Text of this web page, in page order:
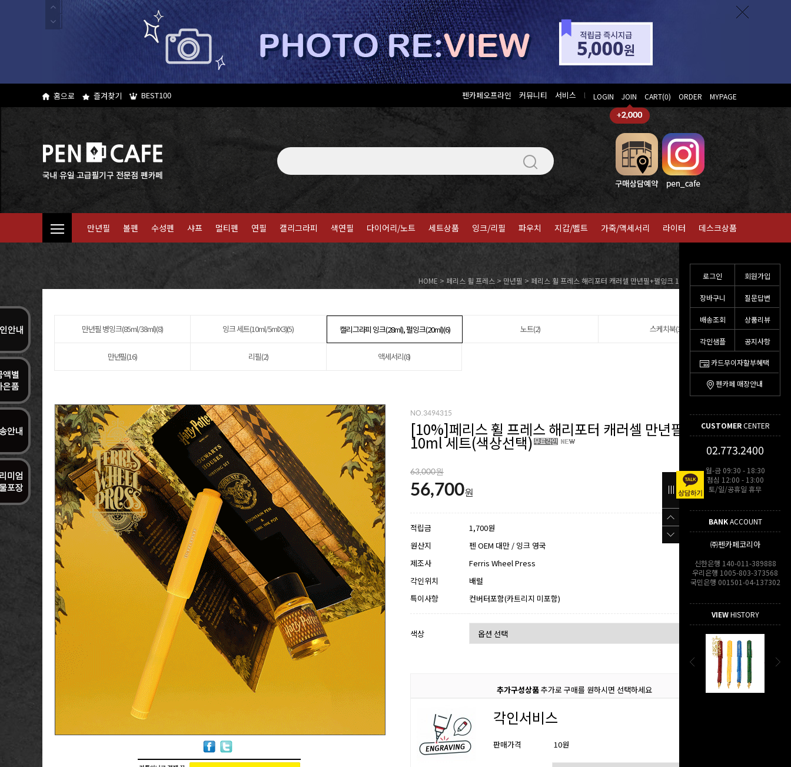
로그인 회원가입
장바구니 질문답변
배송조회 상품리뷰
각인샘플 공지사항
카드무이자할부혜택
펜카페 매장안내
CUSTOMERCENTER
02.773.2400
월-금 09:30 - 18:30
점심 12:00 - 13:00
토/일/공휴일 휴무
BANKACCOUNT
㈜펜카페코리아
신한은행 140-011-389888
우리은행 1005-803-373568
국민은행 001501-04-137302
VIEWHISTORY
홈으로 즐겨찾기 BEST100 펜카페오프라인 커뮤니티 서비스 l LOGIN JOIN CART(0) ORDER MYPAGE
만년필 볼펜 수성펜 샤프 멀티펜 연필 캘리그라피 색연필 다이어리/노트 세트상품 잉크/리필 파우치 지갑/벨트 가죽/액세서리 라이터 데스크상품
HOME > 페리스 휠 프레스 > 만년필 > 페리스 휠 프레스 해리포터 캐러셀 만년필+펄잉크 10ml 세트(색상선택)
만년필 병잉크(85ml/38ml)(8) 잉크 세트(10ml/5mlX3)(5) 캘리그라피 잉크(28ml), 펄잉크(20ml)(6) 노트(2) 스케치북(3)
만년필(16) 리필(2) 액세서리(8)
NO.3494315
[10%]페리스 휠 프레스 해리포터 캐러셀 만년필+펄잉크
10ml 세트(색상선택)
63,000원
56,700원
적립금
1,700원
원산지
펜 OEM 대만 / 잉크 영국
제조사
Ferris Wheel Press
각인위치
배럴
특이사항
컨버터포함(카트리지 미포함)
색상
추가구성상품추가로 구매를 원하시면 선택하세요
각인서비스
판매가격 10원